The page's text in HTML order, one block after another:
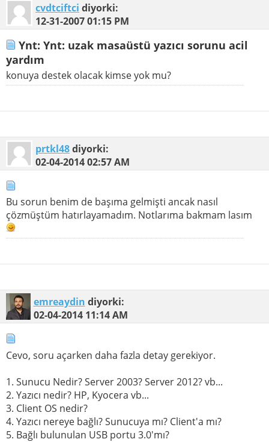
cvdtciftci diyorki:
12-31-200701:15 PM
Ynt: Ynt: uzak masaüstü yazıcı sorunu acil
yardım
konuya destek olacak kimse yok mu?
prtkl48diyorki:
02-04-201402:57 AM
Bu sorun benim de başıma gelmişti ancak nasıl
çözmüştüm hatırlayamadım. Notlarıma bakmam lasım
emreaydin diyorki:
02-04-2014 11:14 AM
Cevo, soru açarken daha fazla detay gerekiyor.
1. Sunucu Nedir? Server 2003? Server 2012? vb...
2. Yazıcı nedir? HP, Kyocera vb...
3. Client OS nedir?
4. Yazıcı nereye bağlı? Sunucuya mı? Client'a mı?
5. Bağlı bulunulan USB portu 3.0'mı?